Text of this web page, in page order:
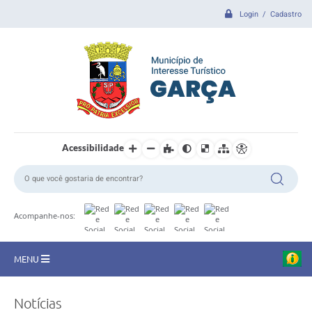
Login / Cadastro
Acessibilidade
Acompanhe-nos:
MENU
CIDADE
Notícias